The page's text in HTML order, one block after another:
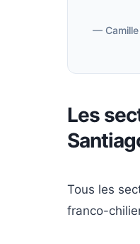
— Camille
Les
Tous les
franco-